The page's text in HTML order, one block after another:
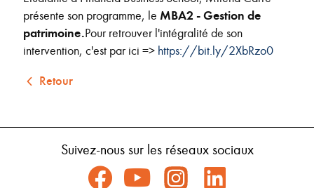
présente son programme, le MBA2 - Gestion de
patrimoine.Pour retrouver l'intégralité de son
intervention, c'est par ici => https://bit.ly/2XbRzo0
Retour
Suivez-nous sur les réseaux sociaux